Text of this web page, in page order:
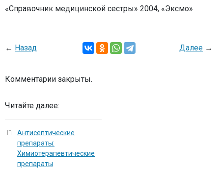
«Справочник медицинской сестры» 2004, «Эксмо»
← Назад Далее →
Комментарии закрыты.
Читайте далее:
Антисептические
препараты:
Химиотерапевтические
препараты